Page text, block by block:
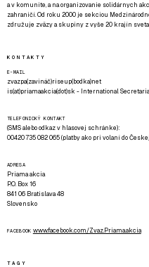
a v komunite, a na organizovanie solidárnych
zahraničí. Od roku 2000 je sekciou
združuje zväzy a skupiny z vyše 20 krajín sveta.
KONTAKTY
E-MAIL
zvazpa(zavináč)riseup(bodka)net
is(at)priamaakcia(dot)sk - International
TELEFONICKÝ KONTAKT
(SMS alebo odkaz v hlasovej schránke):
00420 735 082 065 (platby ako pri volaní do
ADRESA
Priama akcia
P.O. Box 16
841 06 Bratislava 48
Slovensko
FACEBOOK www.facebook.com/Zvaz.Priama.akcia
TAGY